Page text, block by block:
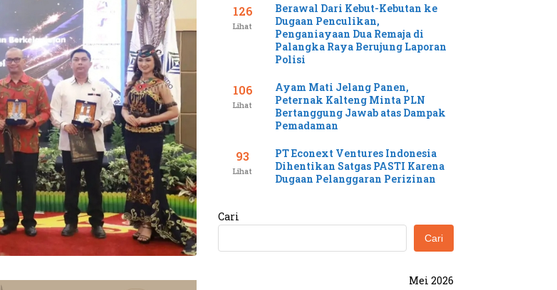
126
Lihat
Berawal Dari Kebut-Kebutan ke
Dugaan Penculikan,
Penganiayaan Dua Remaja di
Palangka Raya Berujung Laporan
Polisi
106
Lihat
Ayam Mati Jelang Panen,
Peternak Kalteng Minta PLN
Bertanggung Jawab atas Dampak
Pemadaman
93
Lihat
PT Econext Ventures Indonesia
Dihentikan Satgas PASTI Karena
Dugaan Pelanggaran Perizinan
Cari
Cari
Mei 2026